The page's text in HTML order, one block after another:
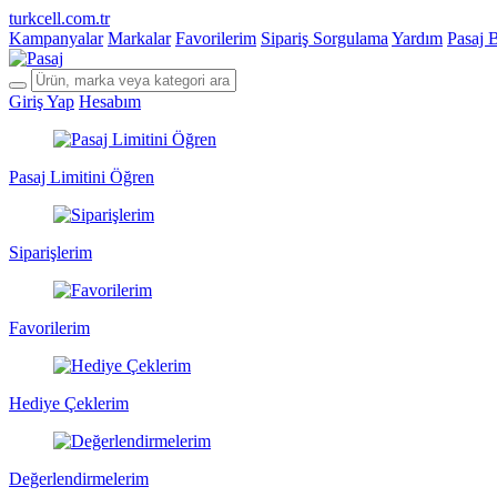
turkcell.com.tr
Kampanyalar Markalar Favorilerim Sipariş Sorgulama Yardım Pasaj
Giriş Yap Hesabım
Pasaj Limitini Öğren
Siparişlerim
Favorilerim
Hediye Çeklerim
Değerlendirmelerim